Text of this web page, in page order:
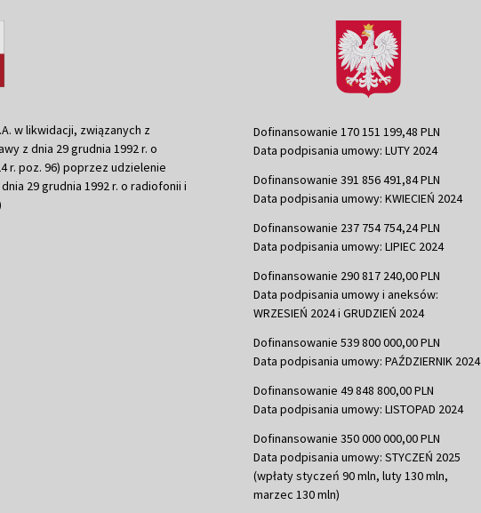
w likwidacji, związanych z
z dnia 29 grudnia 1992 r. o
r. poz. 96) poprzez udzielenie
29 grudnia 1992 r. o radiofonii i
Dofinansowanie 170 151 199,48 PLN
Data podpisania umowy: LUTY 2024
Dofinansowanie 391 856 491,84 PLN
Data podpisania umowy: KWIECIEŃ 2024
Dofinansowanie 237 754 754,24 PLN
Data podpisania umowy: LIPIEC 2024
Dofinansowanie 290 817 240,00 PLN
Data podpisania umowy i aneksów:
WRZESIEŃ 2024 i GRUDZIEŃ 2024
Dofinansowanie 539 800 000,00 PLN
Data podpisania umowy: PAŹDZIERNIK 2024
Dofinansowanie 49 848 800,00 PLN
Data podpisania umowy: LISTOPAD 2024
Dofinansowanie 350 000 000,00 PLN
Data podpisania umowy: STYCZEŃ 2025
(wpłaty styczeń 90 mln, luty 130 mln,
marzec 130 mln)